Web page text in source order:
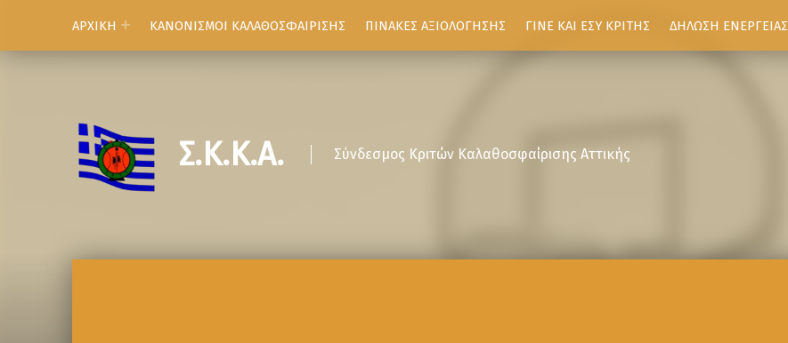
ΑΡΧΙΚΗ ΚΑΝΟΝΙΣΜΟΙ ΚΑΛΑΘΟΣΦΑΙΡΙΣΗΣ ΠΙΝΑΚΕΣ ΑΞΙΟΛΟΓΗΣΗΣ ΓΙΝΕ ΚΑΙ ΕΣΥ ΚΡΙΤΗΣ ΔΗΛΩΣΗ ΕΝΕΡΓΕΙΑΣ
Σ.Κ.Κ.Α. Σύνδεσμος Κριτών Καλαθοσφαίρισης Αττικής